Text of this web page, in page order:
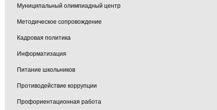
Муниципальный олимпиадный центр
Методическое сопровождение
Кадровая политика
Информатизация
Питание школьников
Противодействие коррупции
Профориентационная работа